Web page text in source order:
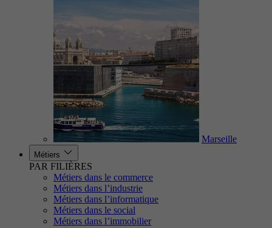
Marseille
Métiers
PAR FILIÈRES
Métiers dans le commerce
Métiers dans l’industrie
Métiers dans l’informatique
Métiers dans le social
Métiers dans l’immobilier